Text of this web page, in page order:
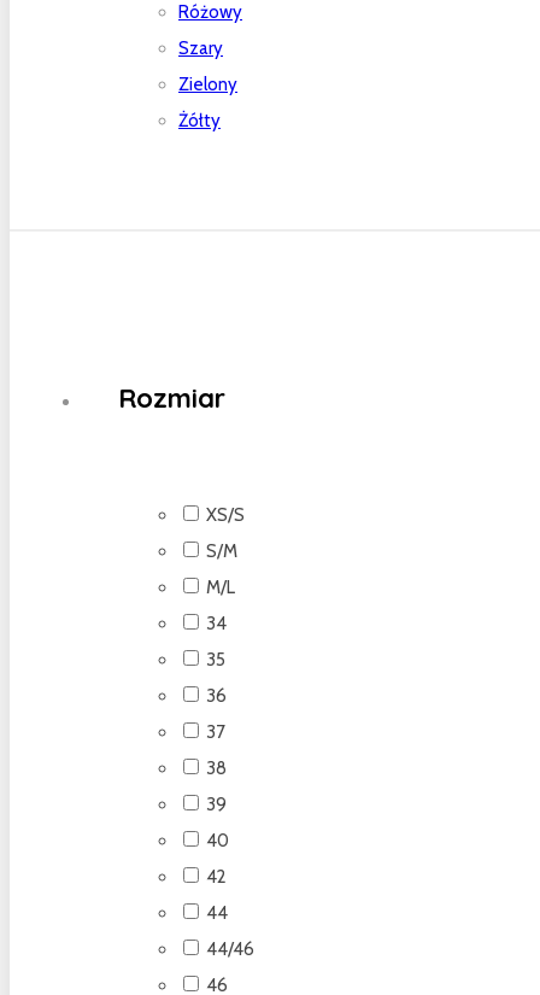
Różowy
Szary
Zielony
Żółty
Rozmiar
XS/S
S/M
M/L
34
35
36
37
38
39
40
42
44
44/46
46